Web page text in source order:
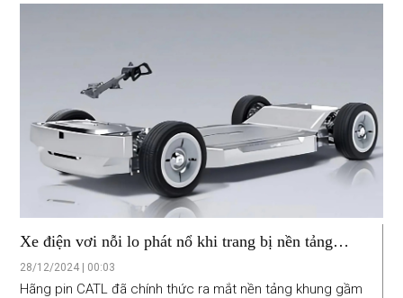
Xe điện vơi nỗi lo phát nổ khi trang bị nền tảng
khung gầm mới
28/12/2024 | 00:03
Hãng pin CATL đã chính thức ra mắt nền tảng khung gầm